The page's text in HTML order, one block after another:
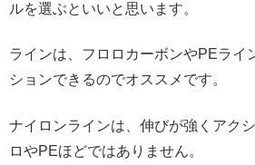
ルを選ぶといいと思います。
ラインは、フロロカーボンやPEライ
ションできるのでオススメです。
ナイロンラインは、伸びが強くアク
ロやPEほどではありません。